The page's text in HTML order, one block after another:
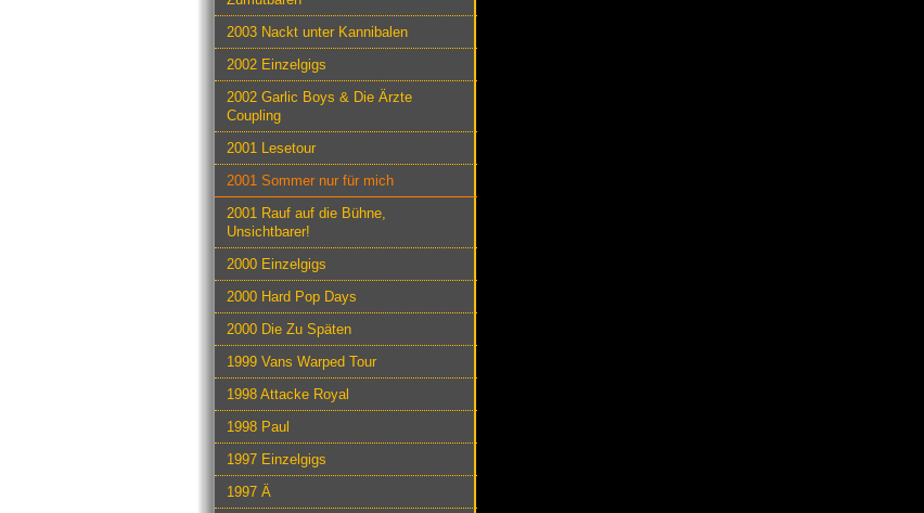
2003 Nackt unter Kannibalen
2002 Einzelgigs
2002 Garlic Boys & Die Ärzte
Coupling
2001 Lesetour
2001 Sommer nur für mich
2001 Rauf auf die Bühne,
Unsichtbarer!
2000 Einzelgigs
2000 Hard Pop Days
2000 Die Zu Späten
1999 Vans Warped Tour
1998 Attacke Royal
1998 Paul
1997 Einzelgigs
1997 Ä